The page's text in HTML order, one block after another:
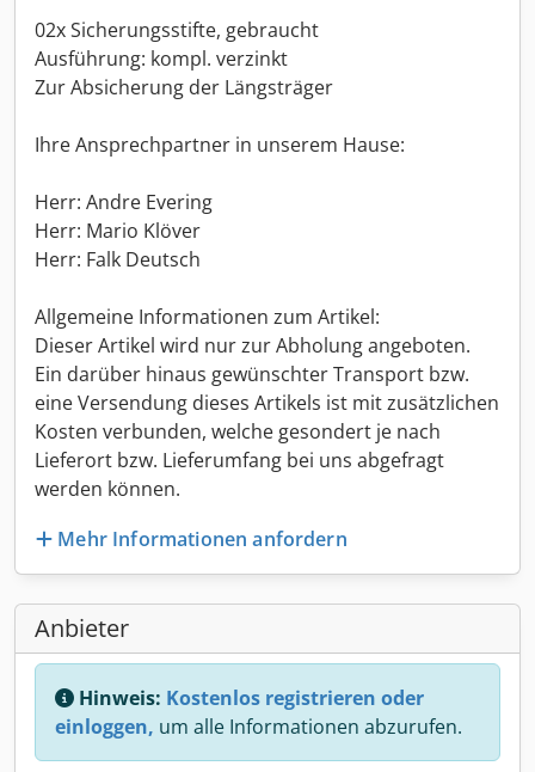
02x Sicherungsstifte, gebraucht
Ausführung: kompl. verzinkt
Zur Absicherung der Längsträger
Ihre Ansprechpartner in unserem Hause:
Herr: Andre Evering
Herr: Mario Klöver
Herr: Falk Deutsch
Allgemeine Informationen zum Artikel:
Dieser Artikel wird nur zur Abholung angeboten.
Ein darüber hinaus gewünschter Transport bzw.
eine Versendung dieses Artikels ist mit zusätzlichen
Kosten verbunden, welche gesondert je nach
Lieferort bzw. Lieferumfang bei uns abgefragt
werden können.
Mehr Informationen anfordern
Anbieter
Hinweis: Kostenlos registrieren oder
einloggen, um alle Informationen abzurufen.